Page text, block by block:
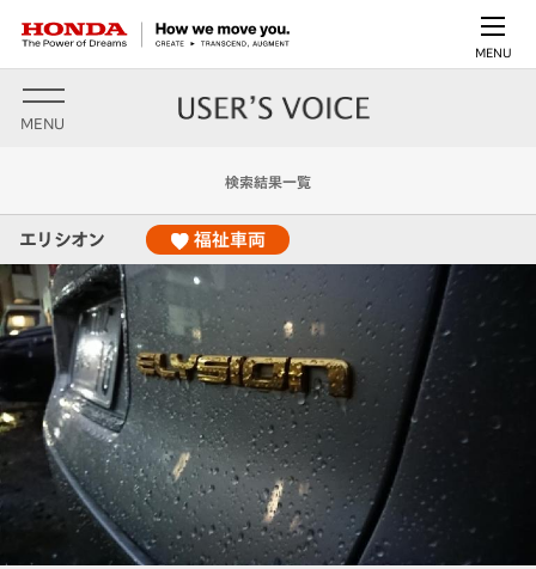
MENU
MENU
検索結果一覧
エリシオン 福祉車両